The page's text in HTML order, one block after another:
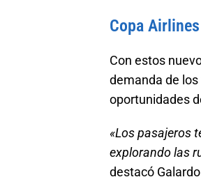
Copa
Con estos
demanda de
oportunidades
«Los pasajeros
explorando las
destacó